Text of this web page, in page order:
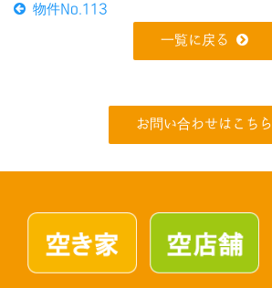
物件No.113
一覧に戻る
お問い合わせはこちら